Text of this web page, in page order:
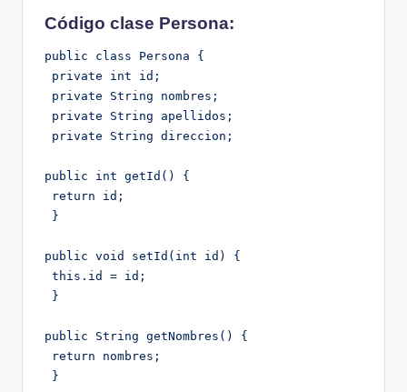
Código clase Persona:
public class Persona {
private int id;
private String nombres;
private String apellidos;
private String direccion;
public int getId() {
return id;
}
public void setId(int id) {
this.id = id;
}
public String getNombres() {
return nombres;
}